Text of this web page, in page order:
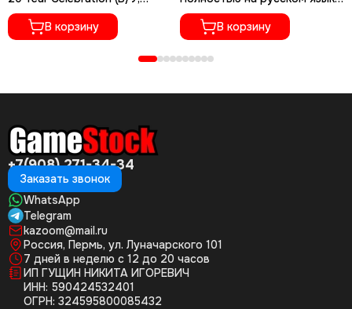
Полностью на русском языке,
CUSA-05716)
В корзину
CUSA-01073)
В корзину
+7(908) 271-34-34
Заказать звонок
WhatsApp
Telegram
kazoom@mail.ru
Россия, Пермь, ул. Луначарского 101
7 дней в неделю с 12 до 20 часов
ИП ГУЩИН НИКИТА ИГОРЕВИЧ
ИНН: 590424532401
ОГРН: 324595800085432